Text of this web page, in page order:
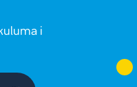
i